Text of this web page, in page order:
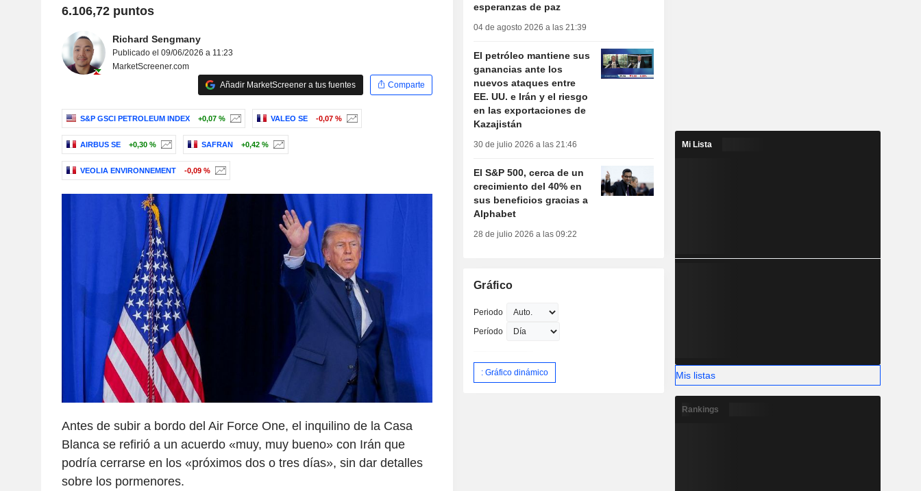
6.106,72 puntos
Richard Sengmany
Publicado el 09/06/2026 a 11:23
MarketScreener.com
Añadir MarketScreener a tus fuentes
Comparte
S&P GSCI PETROLEUM INDEX +0,07 % VALEO SE -0,07 %
AIRBUS SE +0,30 % SAFRAN +0,42 %
VEOLIA ENVIRONNEMENT -0,09 %
Antes de subir a bordo del Air Force One, el inquilino de la Casa
Blanca se refirió a un acuerdo «muy, muy bueno» con Irán que
podría cerrarse en los «próximos dos o tres días», sin dar detalles
sobre los pormenores.
esperanzas de paz
04 de agosto 2026 a las 21:39
El petróleo mantiene sus
ganancias ante los
nuevos ataques entre
EE. UU. e Irán y el riesgo
en las exportaciones de
Kazajistán
30 de julio 2026 a las 21:46
El S&P 500, cerca de un
crecimiento del 40% en
sus beneficios gracias a
Alphabet
28 de julio 2026 a las 09:22
Gráfico
Periodo
Período
: Gráfico dinámico
Mi Lista
Mis listas
Rankings